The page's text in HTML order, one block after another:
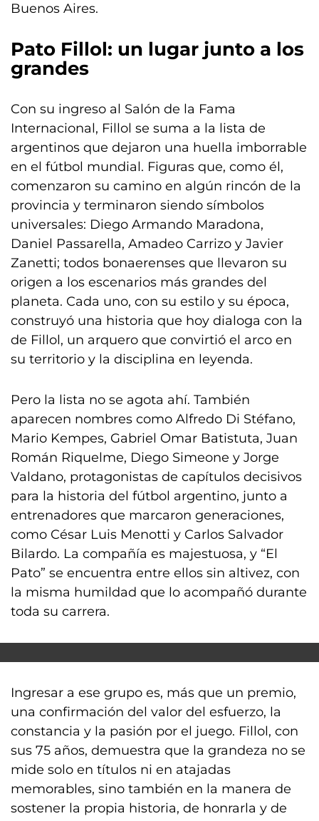
Buenos Aires.
Pato Fillol: un lugar junto a los
grandes
Con su ingreso al Salón de la Fama
Internacional, Fillol se suma a la lista de
argentinos que dejaron una huella imborrable
en el fútbol mundial. Figuras que, como él,
comenzaron su camino en algún rincón de la
provincia y terminaron siendo símbolos
universales: Diego Armando Maradona,
Daniel Passarella, Amadeo Carrizo y Javier
Zanetti; todos bonaerenses que llevaron su
origen a los escenarios más grandes del
planeta. Cada uno, con su estilo y su época,
construyó una historia que hoy dialoga con la
de Fillol, un arquero que convirtió el arco en
su territorio y la disciplina en leyenda.
Pero la lista no se agota ahí. También
aparecen nombres como Alfredo Di Stéfano,
Mario Kempes, Gabriel Omar Batistuta, Juan
Román Riquelme, Diego Simeone y Jorge
Valdano, protagonistas de capítulos decisivos
para la historia del fútbol argentino, junto a
entrenadores que marcaron generaciones,
como César Luis Menotti y Carlos Salvador
Bilardo. La compañía es majestuosa, y “El
Pato” se encuentra entre ellos sin altivez, con
la misma humildad que lo acompañó durante
toda su carrera.
Ingresar a ese grupo es, más que un premio,
una confirmación del valor del esfuerzo, la
constancia y la pasión por el juego. Fillol, con
sus 75 años, demuestra que la grandeza no se
mide solo en títulos ni en atajadas
memorables, sino también en la manera de
sostener la propia historia, de honrarla y de